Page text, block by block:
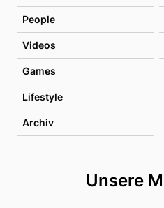
People
Videos
Games
Lifestyle
Archiv
Unsere